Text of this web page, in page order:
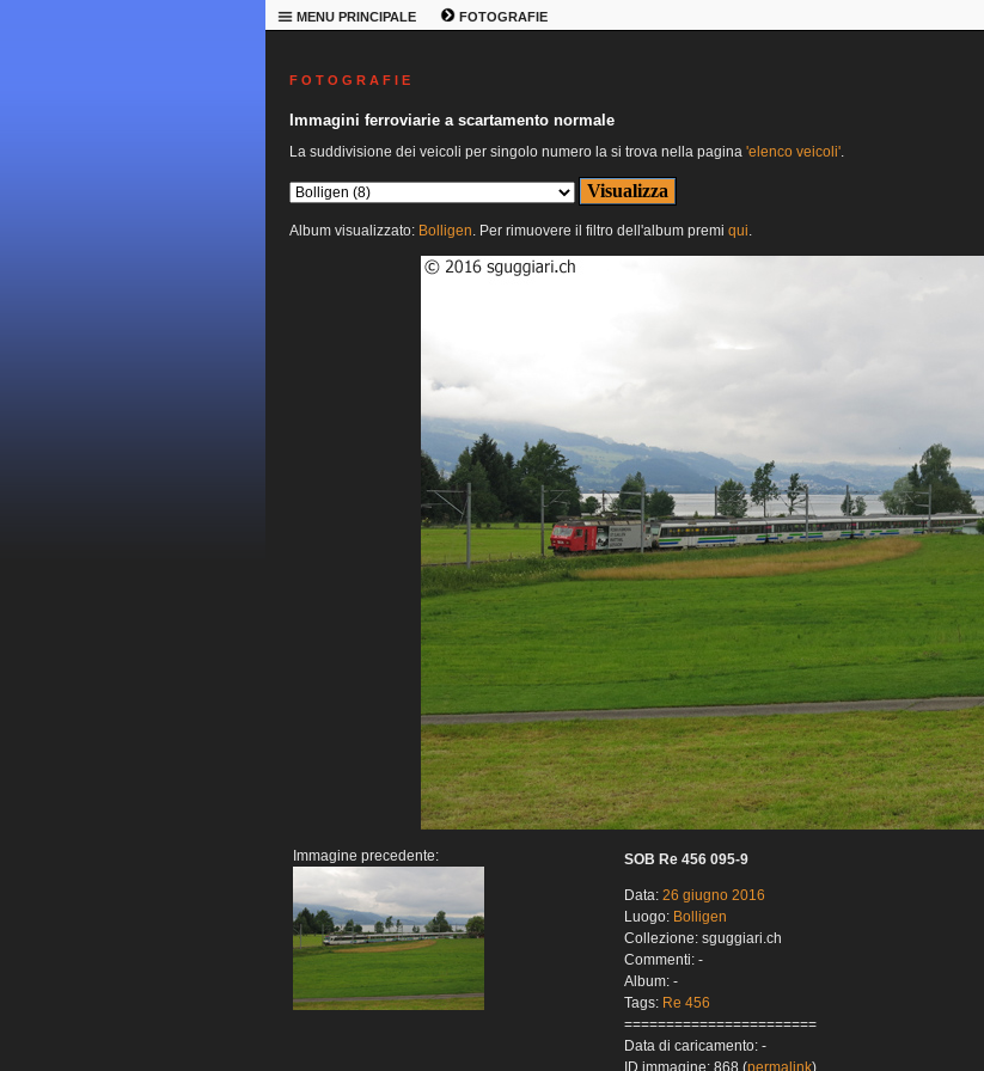
MENU PRINCIPALE FOTOGRAFIE
F O T O G R A F I E
Immagini ferroviarie a scartamento normale
La suddivisione dei veicoli per singolo numero la si trova nella pagina 'elenco veicoli'.
Album visualizzato: Bolligen. Per rimuovere il filtro dell'album premi qui.
Immagine precedente: SOB Re 456 095-9
Data: 26 giugno 2016
Luogo: Bolligen
Collezione: sguggiari.ch
Commenti: -
Album: -
Tags: Re 456
=======================
Data di caricamento: -